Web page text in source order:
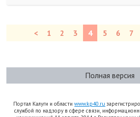
< 1 2 3 4 5 6 7
Полная версия
Портал Калуги и областиwww.kp40.ru
службой по надзору в сфере связи,